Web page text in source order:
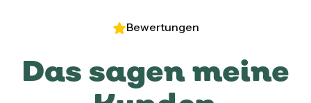
Bewertungen
Das sagen meine